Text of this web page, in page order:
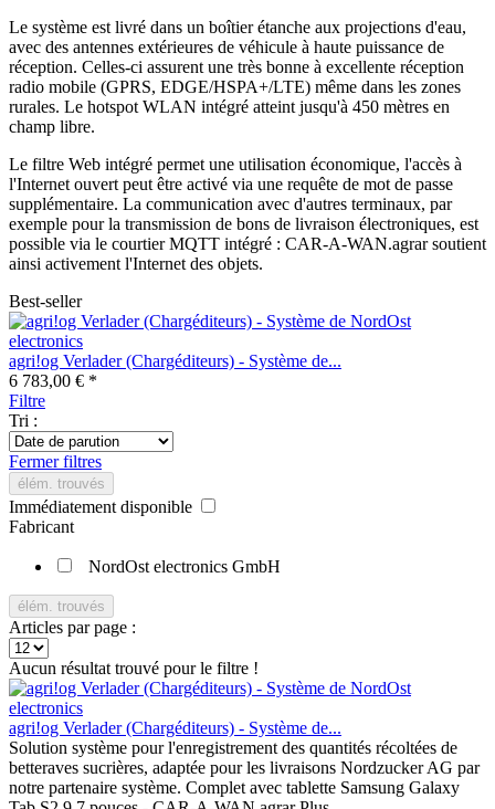
Le système est livré dans un boîtier étanche aux projections d'eau,
avec des antennes extérieures de véhicule à haute puissance de
réception. Celles-ci assurent une très bonne à excellente réception
radio mobile (GPRS, EDGE/HSPA+/LTE) même dans les zones
rurales. Le hotspot WLAN intégré atteint jusqu'à 450 mètres en
champ libre.
Le filtre Web intégré permet une utilisation économique, l'accès à
l'Internet ouvert peut être activé via une requête de mot de passe
supplémentaire. La communication avec d'autres terminaux, par
exemple pour la transmission de bons de livraison électroniques, est
possible via le courtier MQTT intégré : CAR-A-WAN.agrar soutient
ainsi activement l'Internet des objets.
Best-seller
agri!og Verlader (Chargéditeurs) - Système de...
6 783,00 € *
Filtre
Tri :
Fermer filtres
élém. trouvés
Immédiatement disponible
Fabricant
NordOst electronics GmbH
élém. trouvés
Articles par page :
Aucun résultat trouvé pour le filtre !
agri!og Verlader (Chargéditeurs) - Système de...
Solution système pour l'enregistrement des quantités récoltées de
betteraves sucrières, adaptée pour les livraisons Nordzucker AG par
notre partenaire système. Complet avec tablette Samsung Galaxy